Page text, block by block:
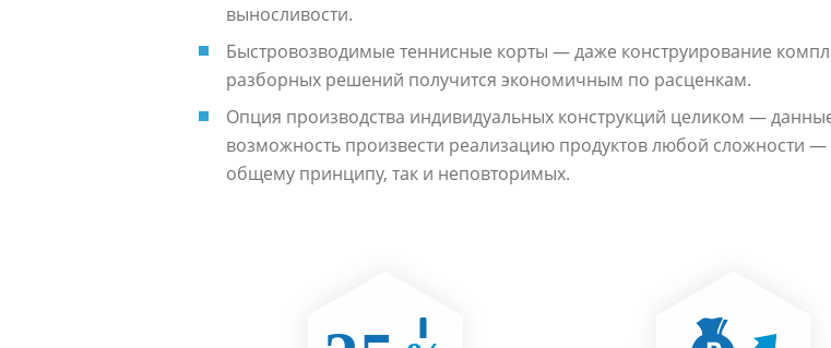
выносливости.
Быстровозводимые теннисные корты — даже конструирование
разборных решений получится экономичным по расценкам.
Опция производства индивидуальных конструкций целиком —
возможность произвести реализацию продуктов любой сложности
общему принципу, так и неповторимых.